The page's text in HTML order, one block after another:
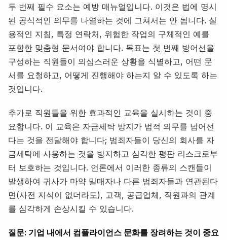
두 번째 필수 요소는 예방 매뉴얼입니다. 이것은 법에 명시
된 공식적인 의무를 나열하는 것에 그쳐서는 안 됩니다. 실
용적인 지침, 특정 연락처, 위험한 작업의 구체적인 예를
포함한 맞춤형 문서여야 합니다. 목표는 첫 번째 방어선을
구성하는 직원들이 의심스러운 상황을 식별하고, 어떤 문
서를 요청하고, 어떻게 진행해야 하는지 알 수 있도록 하는
것입니다.
추가로 직원들을 위한 효과적인 교육을 실시하는 것이 중
요합니다. 이 교육은 자금세탁 방지가 법적 의무를 넘어선
다는 것을 전달해야 합니다; 범죄자들이 당신의 회사를 자
금세탁에 사용하는 것을 방지하고 심각한 평판 리스크로부
터 보호하는 것입니다. 언론에서 이러한 종류의 스캔들이
발생하여 귀사가 마약 밀매자나 다른 범죄자들과 연관된다
면(사전 지식이 없더라도), 고객, 공급업체, 직원과의 관계
를 심각하게 손상시킬 수 있습니다.
질문: 기업 내에서 컴플라이언스 문화를 장려하는 것이 중요